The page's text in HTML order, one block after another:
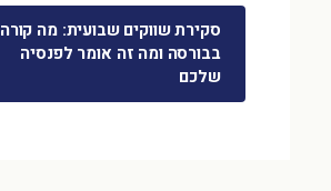
סקירת שווקים שבועית: מה קורה
בבורסה ומה זה אומר לפנסיה
שלכם